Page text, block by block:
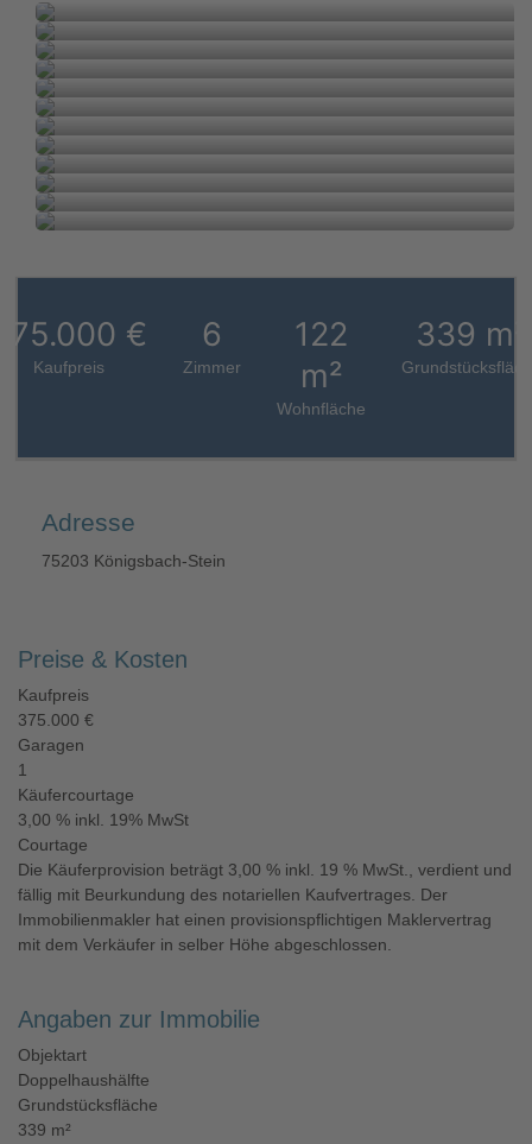
€
Kaufpreis
6
Zimmer
122
m²
Wohnfläche
339 m²
Adresse
75203 Königsbach-Stein
Preise & Kosten
Kaufpreis
375.000 €
Garagen
1
Käufercourtage
3,00 % inkl. 19% MwSt
Courtage
Die Käuferprovision beträgt 3,00 % inkl. 19 % MwSt., verdient und
fällig mit Beurkundung des notariellen Kaufvertrages. Der
Immobilienmakler hat einen provisionspflichtigen Maklervertrag
mit dem Verkäufer in selber Höhe abgeschlossen.
Angaben zur Immobilie
Objektart
Doppelhaushälfte
Grundstücksfläche
339 m²